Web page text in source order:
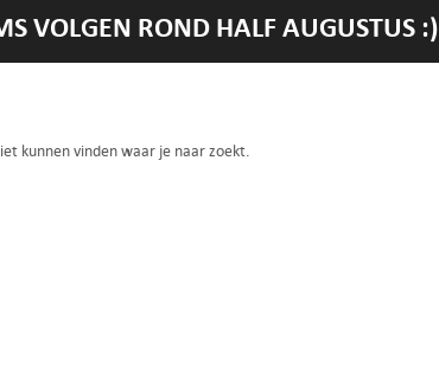
VOLGEN ROND HALF AUGUSTUS :)
kunnen vinden waar je naar zoekt.